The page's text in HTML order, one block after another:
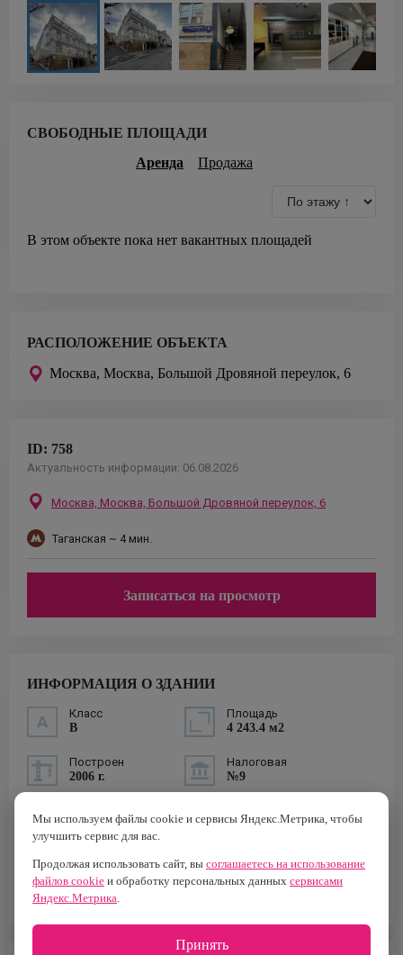
СВОБОДНЫЕ ПЛОЩАДИ
Аренда
Продажа
В этом объекте пока нет вакантных площадей
РАСПОЛОЖЕНИЕ ОБЪЕКТА
Москва, Москва, Большой Дровяной переулок, 6
ID: 758
Актуальность информации: 06.08.2026
Москва, Москва, Большой Дровяной переулок, 6
Таганская ~ 4 мин.
Записаться на просмотр
ИНФОРМАЦИЯ О ЗДАНИИ
Класс
B
Площадь
4 243.4 м2
Построен
2006 г.
Налоговая
№9
Бизнес-центр
1
Подземная
2 500 м²
Мы используем файлы cookie и сервисы Яндекс.Метрика, чтобы
улучшить сервис для вас.
Продолжая использовать сайт, вы соглашаетесь на использование
файлов cookie и обработку персональных данных сервисами
Яндекс.Метрика.
Принять